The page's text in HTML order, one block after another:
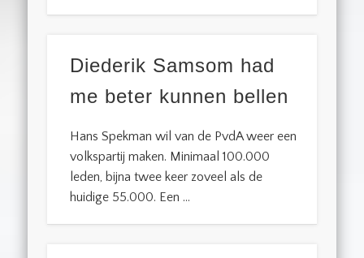
Diederik Samsom had
me beter kunnen bellen
Hans Spekman wil van de PvdA weer een
volkspartij maken. Minimaal 100.000
leden, bijna twee keer zoveel als de
huidige 55.000. Een …